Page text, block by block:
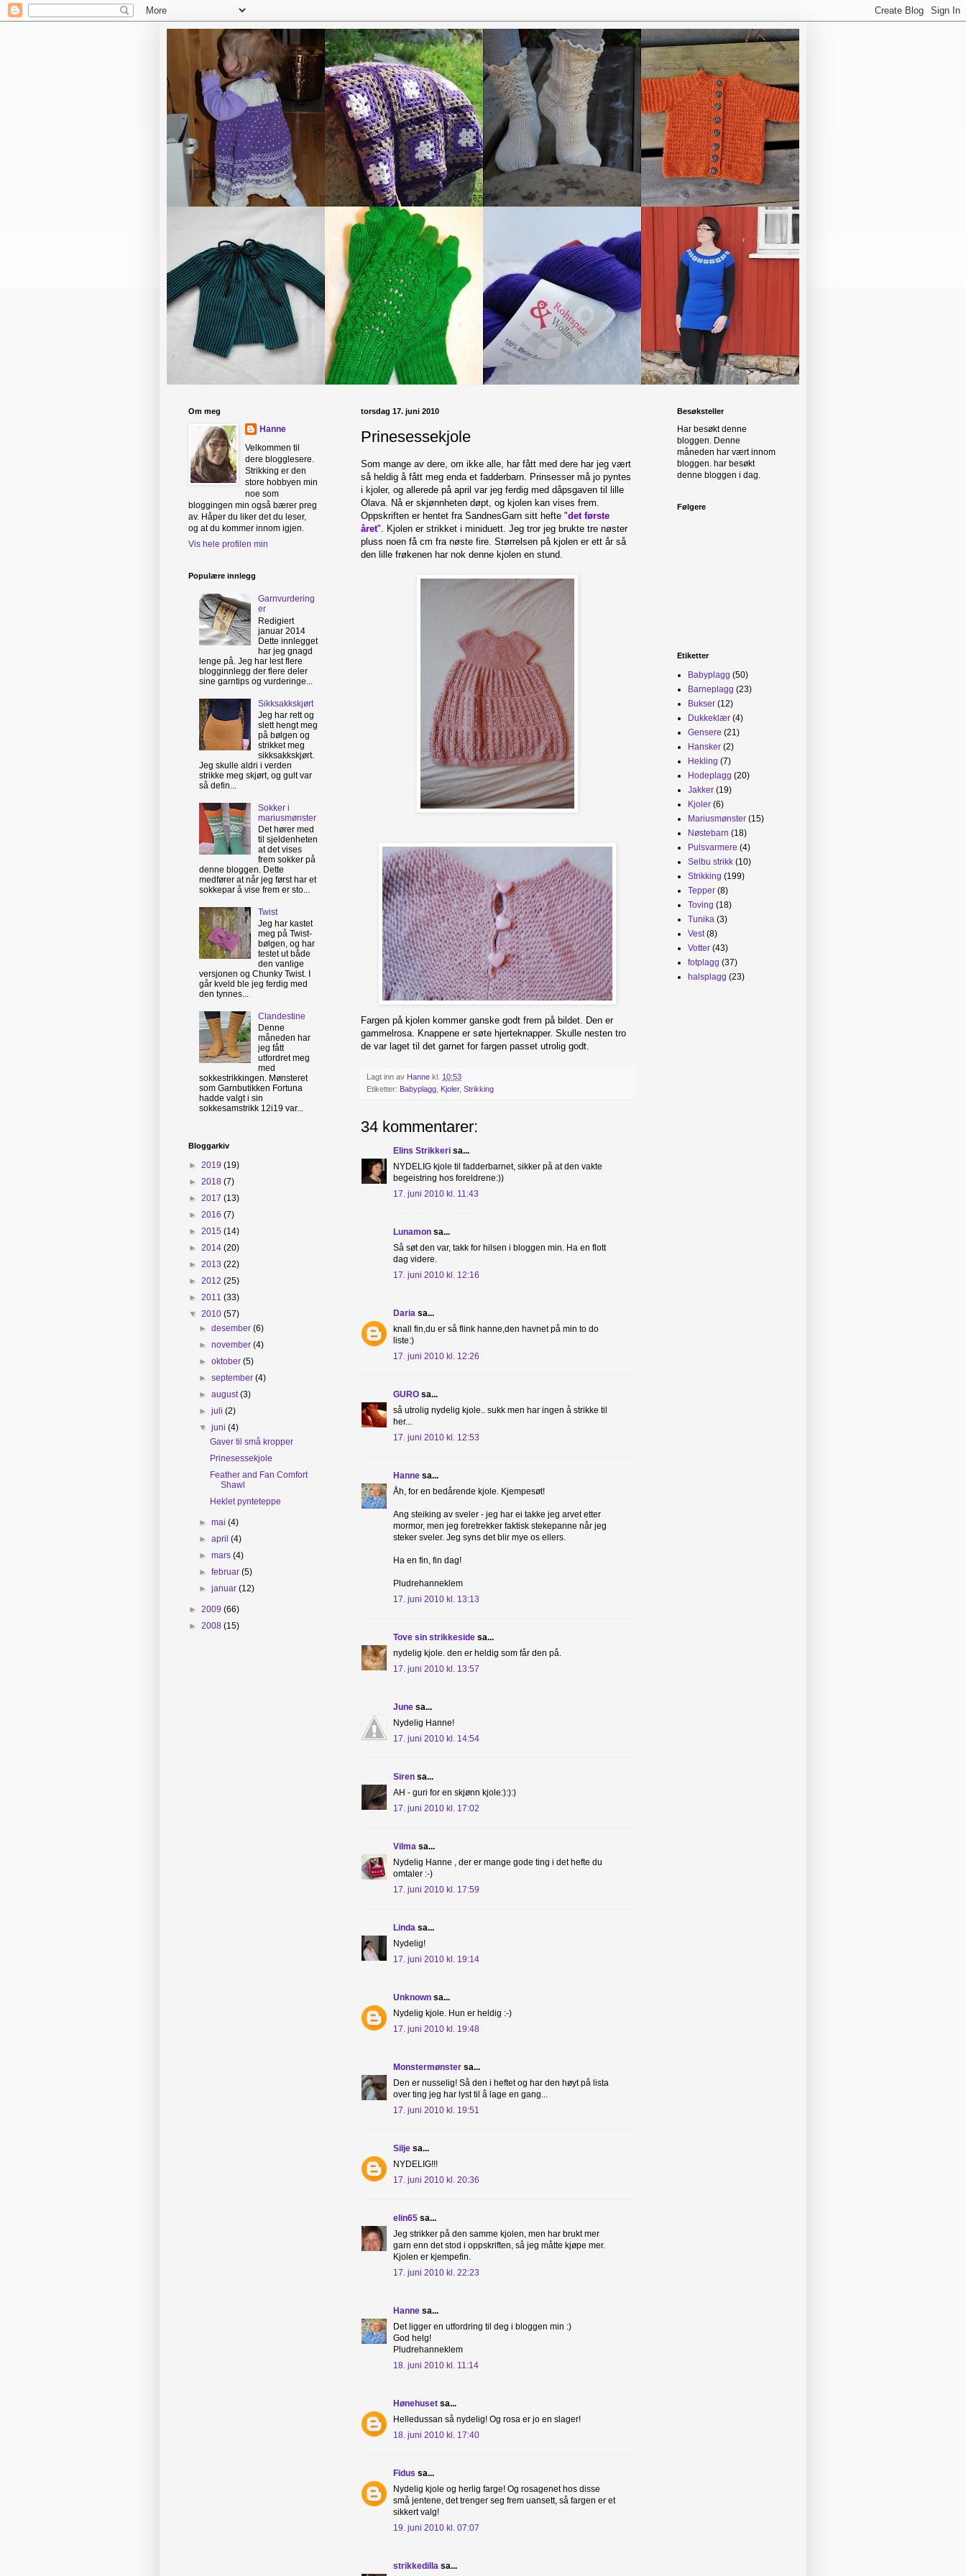
torsdag 17. juni 2010
Prinesessekjole
Som mange av dere, om ikke alle, har fått med dere har jeg vært
så heldig å fått meg enda et fadderbarn. Prinsesser må jo pyntes
i kjoler, og allerede på april var jeg ferdig med dåpsgaven til lille
Olava. Nå er skjønnheten døpt, og kjolen kan vises frem.
Oppskriften er hentet fra SandnesGarn sitt hefte "det første
året". Kjolen er strikket i miniduett. Jeg tror jeg brukte tre nøster
pluss noen få cm fra nøste fire. Størrelsen på kjolen er ett år så
den lille frøkenen har nok denne kjolen en stund.
Fargen på kjolen kommer ganske godt frem på bildet. Den er
gammelrosa. Knappene er søte hjerteknapper. Skulle nesten tro
de var laget til det garnet for fargen passet utrolig godt.
Lagt inn av Hanne kl. 10:53
Etiketter: Babyplagg Kjoler, Strikking
34 kommentarer:
Elins Strikkeri sa...
NYDELIG kjole til fadderbarnet, sikker på at den vakte
begeistring hos foreldrene:))
17. juni 2010 kl. 11:43
Lunamon sa...
Så søt den var, takk for hilsen i bloggen min. Ha en flott
dag videre.
17. juni 2010 kl. 12:16
Daria sa...
knall fin,du er så flink hanne,den havnet på min to do
liste:)
17. juni 2010 kl. 12:26
GURO sa...
så utrolig nydelig kjole.. sukk men har ingen å strikke til
her...
17. juni 2010 kl. 12:53
Hanne sa...
Åh, for en bedårende kjole. Kjempesøt!
Ang steiking av sveler - jeg har ei takke jeg arvet etter
mormor, men jeg foretrekker faktisk stekepanne når jeg
steker sveler. Jeg syns det blir mye os ellers.
Ha en fin, fin dag!
Pludrehanneklem
17. juni 2010 kl. 13:13
Tove sin strikkeside sa...
nydelig kjole. den er heldig som får den på.
17. juni 2010 kl. 13:57
June sa...
Nydelig Hanne!
17. juni 2010 kl. 14:54
Siren sa...
AH - guri for en skjønn kjole:):):)
17. juni 2010 kl. 17:02
Vilma sa...
Nydelig Hanne , der er mange gode ting i det hefte du
omtaler :-)
17. juni 2010 kl. 17:59
Linda sa...
Nydelig!
17. juni 2010 kl. 19:14
Unknown sa...
Nydelig kjole. Hun er heldig :-)
17. juni 2010 kl. 19:48
Monstermønster sa...
Den er nusselig! Så den i heftet og har den høyt på lista
over ting jeg har lyst til å lage en gang...
17. juni 2010 kl. 19:51
Silje sa...
NYDELIG!!!
17. juni 2010 kl. 20:36
elin65 sa...
Jeg strikker på den samme kjolen, men har brukt mer
garn enn det stod i oppskriften, så jeg måtte kjøpe mer.
Kjolen er kjempefin.
17. juni 2010 kl. 22:23
Hanne sa...
Det ligger en utfordring til deg i bloggen min :)
God helg!
Pludrehanneklem
18. juni 2010 kl. 11:14
Hønehuset sa...
Helledussan så nydelig! Og rosa er jo en slager!
18. juni 2010 kl. 17:40
Fidus sa...
Nydelig kjole og herlig farge! Og rosagenet hos disse
små jentene, det trenger seg frem uansett, så fargen er et
sikkert valg!
19. juni 2010 kl. 07:07
strikkedilla sa...
Om meg
Hanne
Velkommen til
dere blogglesere.
Strikking er den
store hobbyen min
noe som
bloggingen min også bærer preg
av. Håper du liker det du leser,
og at du kommer innom igjen.
Vis hele profilen min
Populære innlegg
Garnvurdering
er
Redigiert
januar 2014
Dette innlegget
har jeg gnagd
lenge på. Jeg har lest flere
blogginnlegg der flere deler
sine garntips og vurderinge...
Sikksakkskjørt
Jeg har rett og
slett hengt meg
på bølgen og
strikket meg
sikksakkskjørt.
Jeg skulle aldri i verden
strikke meg skjørt, og gult var
så defin...
Sokker i
mariusmønster
Det hører med
til sjeldenheten
at det vises
frem sokker på
denne bloggen. Dette
medfører at når jeg først har et
sokkepar å vise frem er sto...
Twist
Jeg har kastet
meg på Twist-
bølgen, og har
testet ut både
den vanlige
versjonen og Chunky Twist. I
går kveld ble jeg ferdig med
den tynnes...
Clandestine
Denne
måneden har
jeg fått
utfordret meg
med
sokkestrikkingen. Mønsteret
som Garnbutikken Fortuna
hadde valgt i sin
sokkesamstrikk 12i19 var...
Bloggarkiv
► 2019 (19)
► 2018 (7)
► 2017 (13)
► 2016 (7)
► 2015 (14)
► 2014 (20)
► 2013 (22)
► 2012 (25)
► 2011 (33)
▼ 2010 (57)
►desember(6)
►november(4)
►oktober(5)
►september(4)
►august(3)
►juli(2)
▼juni(4)
Gaver til små kropper
Prinesessekjole
Feather and Fan Comfort
Shawl
Heklet pynteteppe
►mai(4)
►april(4)
►mars(4)
►februar(5)
►januar(12)
► 2009 (66)
► 2008 (15)
Besøksteller
Har besøkt denne
bloggen. Denne
måneden har vært innom
bloggen. har besøkt
denne bloggen i dag.
Følgere
Etiketter
Babyplagg (50)
Barneplagg (23)
Bukser (12)
Dukkeklær (4)
Gensere (21)
Hansker (2)
Hekling (7)
Hodeplagg (20)
Jakker (19)
Kjoler (6)
Mariusmønster (15)
Nøstebarn (18)
Pulsvarmere (4)
Selbu strikk (10)
Strikking (199)
Tepper (8)
Toving (18)
Tunika (3)
Vest (8)
Votter (43)
fotplagg (37)
halsplagg (23)